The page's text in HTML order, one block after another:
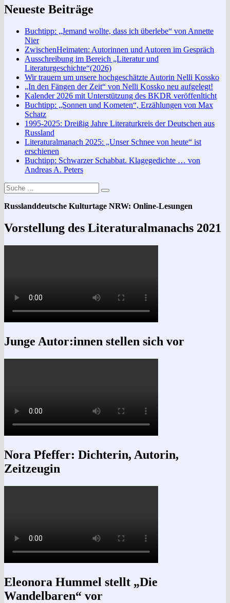
Neueste Beiträge
Buchtipp: „Jemand wollte, dass ich überlebe“ von Annette
Nier
ZwischenHeimaten: Autorinnen und Autoren im Gespräch
Ausschreibung im Bereich „Literatur und
Literaturgeschichte“(2026)
Wir trauern um unsere hochgeschätzte Autorin Nelli Kossko
„In den Fängen der Zeit“ von Nelli Kossko neu aufgelegt!
Kalender 2026 mit Unterstützung des BKDR veröffenlticht
Buchtipp: „Sonnen und Kometen“, Erzählungen von Max
Schatz
1995-2025: Dreißig Jahre Literaturkreis der Deutschen aus
Russland
Literaturalmanach 2025: „Unser Schnee von heute“ ist
erschienen
Buchtipp: Schwarzer Schabbat. Klagegedichte … von
Andreas A. Peters
Suche
nach:
Suchen
Russlanddeutsche Kulturtage NRW: Online-Lesungen
Vorstellung des Literaturalmanachs 2021
Junge Autor:innen stellen sich vor
Nora Pfeffer: Dichterin, Autorin,
Zeitzeugin
Eleonora Hummel stellt „Die
Wandelbaren“ vor